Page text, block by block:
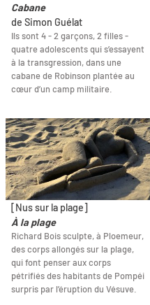
Cabane
de Simon Guélat
Ils sont 4 - 2 garçons, 2 filles -
quatre adolescents qui s’essayent
à la transgression, dans une
cabane de Robinson plantée au
cœur d’un camp militaire.
[Nus sur la plage]
À la plage
Richard Bois sculpte, à Ploemeur,
des corps allongés sur la plage,
qui font penser aux corps
pétrifiés des habitants de Pompéi
surpris par l’éruption du Vésuve.